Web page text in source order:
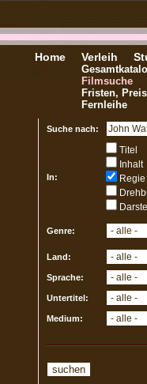
Home Verleih
Filmsuche
Fristen,
Fernleihe
Suche nach:
In:
Titel
Inhalt
Regie
Genre:
Land:
Sprache:
Untertitel:
Medium: